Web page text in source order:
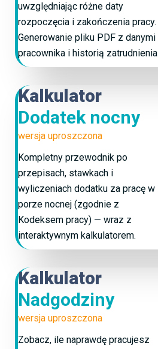
uwzględniając różne daty
rozpoczęcia i zakończenia pracy.
Generowanie pliku PDF z danymi
pracownika i historią zatrudnienia
Kalkulator
Dodatek nocny
wersja uproszczona
Kompletny przewodnik po
przepisach, stawkach i
wyliczeniach dodatku za pracę w
porze nocnej (zgodnie z
Kodeksem pracy) — wraz z
interaktywnym kalkulatorem.
Kalkulator
Nadgodziny
wersja uproszczona
Zobacz, ile naprawdę pracujesz